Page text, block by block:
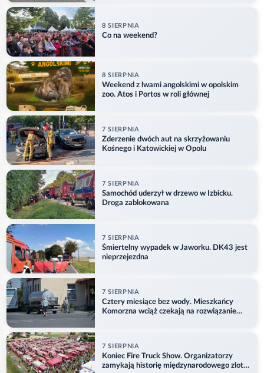
8 SIERPNIA
Co na weekend?
8 SIERPNIA
Weekend z lwami angolskimi w opolskim
zoo. Atos i Portos w roli głównej
7 SIERPNIA
Zderzenie dwóch aut na skrzyżowaniu
Kośnego i Katowickiej w Opolu
7 SIERPNIA
Samochód uderzył w drzewo w Izbicku.
Droga zablokowana
7 SIERPNIA
Śmiertelny wypadek w Jaworku. DK43 jest
nieprzejezdna
7 SIERPNIA
Cztery miesiące bez wody. Mieszkańcy
Komorzna wciąż czekają na rozwiązanie
7 SIERPNIA
Koniec Fire Truck Show. Organizatorzy
zamykają historię międzynarodowego zlotu